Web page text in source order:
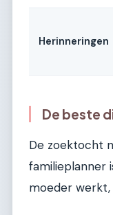
Herinneringen
De beste
De zoektocht
familieplanner
moeder werkt,